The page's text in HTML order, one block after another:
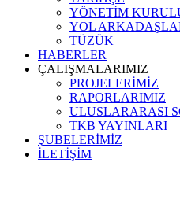
YÖNETİM
YOL
TÜZÜK
HABERLER
ÇALIŞMALARIMIZ
PROJELERİMİZ
RAPORLARIMIZ
ULUSLARARASI
TKB YAYINLARI
ŞUBELERİMİZ
İLETİŞİM